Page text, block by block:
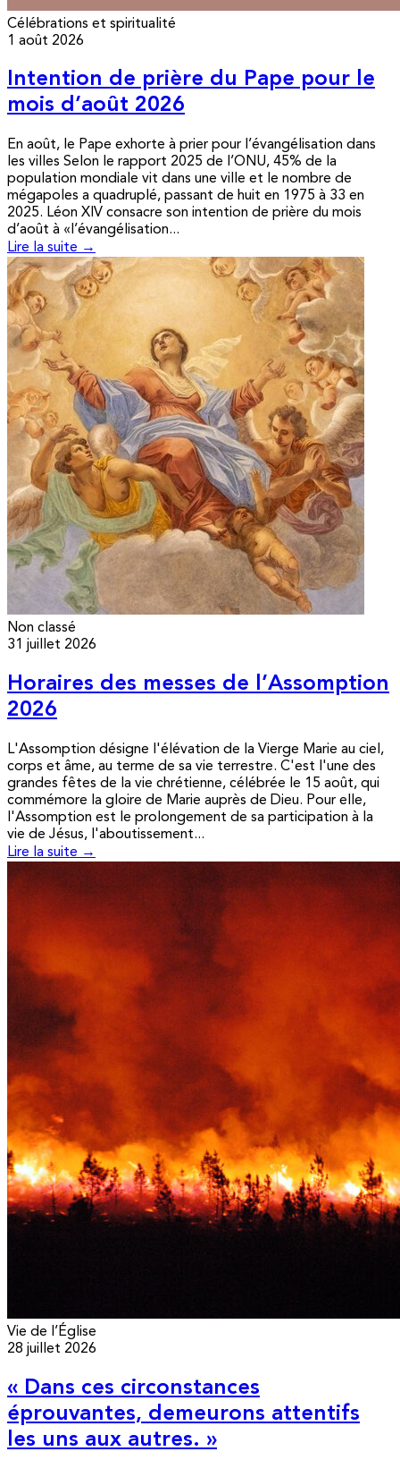
Célébrations et spiritualité
1 août 2026
Intention de prière du Pape pour le
mois d’août 2026
En août, le Pape exhorte à prier pour l’évangélisation dans
les villes Selon le rapport 2025 de l’ONU, 45% de la
population mondiale vit dans une ville et le nombre de
mégapoles a quadruplé, passant de huit en 1975 à 33 en
2025. Léon XIV consacre son intention de prière du mois
d’août à «l’évangélisation...
Lire la suite →
Non classé
31 juillet 2026
Horaires des messes de l’Assomption
2026
L'Assomption désigne l'élévation de la Vierge Marie au ciel,
corps et âme, au terme de sa vie terrestre. C'est l'une des
grandes fêtes de la vie chrétienne, célébrée le 15 août, qui
commémore la gloire de Marie auprès de Dieu. Pour elle,
l'Assomption est le prolongement de sa participation à la
vie de Jésus, l'aboutissement...
Lire la suite →
Vie de l’Église
28 juillet 2026
« Dans ces circonstances
éprouvantes, demeurons attentifs
les uns aux autres. »